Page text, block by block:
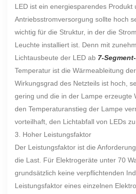
LED ist ein energiesparendes Produkt
Antriebsstromversorgung sollte hoch
wichtig für die Struktur, in der die
Leuchte installiert ist. Denn mit
Lichtausbeute der LED ab 7-
Temperatur ist die Wärmeableitung
Wirkungsgrad des Netzteils ist hoch,
gering und die in der Lampe erzeugte
den Temperaturanstieg der Lampe
vorteilhaft, den Lichtabfall von LEDs zu
3. Hoher Leistungsfaktor
Der Leistungsfaktor ist die
die Last. Für Elektrogeräte unter 70
grundsätzlich keine verpflichtenden
Leistungsfaktor eines einzelnen